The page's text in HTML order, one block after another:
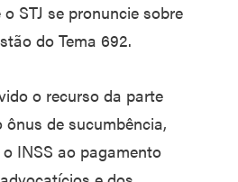
STJ se pronuncie sobre
do Tema 692.
o recurso da parte
ônus de sucumbência,
INSS ao pagamento